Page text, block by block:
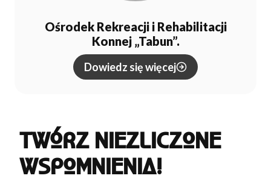
Ośrodek Rekreacji i Rehabilitacji
Konnej „Tabun”.
Dowiedz się więcej
TWÓRZ NIEZLICZONE
WSPOMNIENIA!